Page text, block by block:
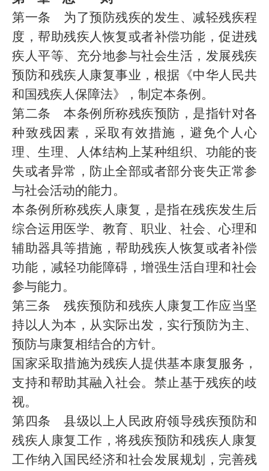
第一条 为了预防残疾的发生、减轻残疾程
度，帮助残疾人恢复或者补偿功能，促进残
疾人平等、充分地参与社会生活，发展残疾
预防和残疾人康复事业，根据《中华人民共
和国残疾人保障法》，制定本条例。
第二条 本条例所称残疾预防，是指针对各
种致残因素，采取有效措施，避免个人心
理、生理、人体结构上某种组织、功能的丧
失或者异常，防止全部或者部分丧失正常参
与社会活动的能力。
本条例所称残疾人康复，是指在残疾发生后
综合运用医学、教育、职业、社会、心理和
辅助器具等措施，帮助残疾人恢复或者补偿
功能，减轻功能障碍，增强生活自理和社会
参与能力。
第三条 残疾预防和残疾人康复工作应当坚
持以人为本，从实际出发，实行预防为主、
预防与康复相结合的方针。
国家采取措施为残疾人提供基本康复服务，
支持和帮助其融入社会。禁止基于残疾的歧
视。
第四条 县级以上人民政府领导残疾预防和
残疾人康复工作，将残疾预防和残疾人康复
工作纳入国民经济和社会发展规划，完善残